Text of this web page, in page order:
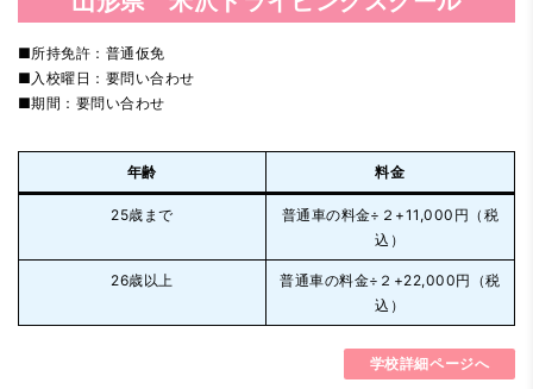
■所持免許：普通仮免
■入校曜日：要問い合わせ
■期間：要問い合わせ
年齢 料金
25歳まで
普通車の料金÷２+11,000円（税
込）
26歳以上
普通車の料金÷２+22,000円（税
込）
学校詳細ページへ